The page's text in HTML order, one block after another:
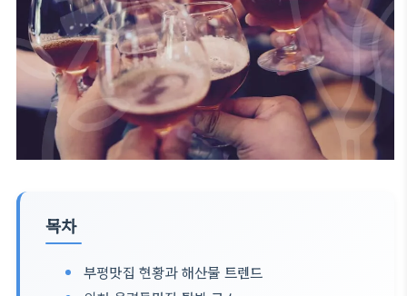
목차
부평맛집 현황과 해산물 트렌드